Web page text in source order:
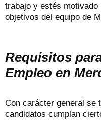
trabajo y estés
objetivos del equipo de
Requisitos
Empleo en
Con carácter general se
candidatos cumplan